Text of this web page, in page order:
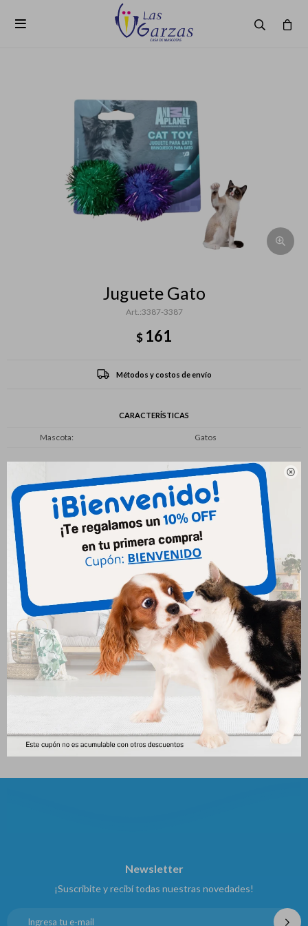


Juguete Gato
3387-3387
$ 161
Métodos y costos de envío
CARACTERÍSTICAS
Mascota Gatos
Productos que te pueden interesar
Par De Peces Coloridos Y
Brillosos
Newsletter
¡Suscribite y recibí todas nuestras novedades!